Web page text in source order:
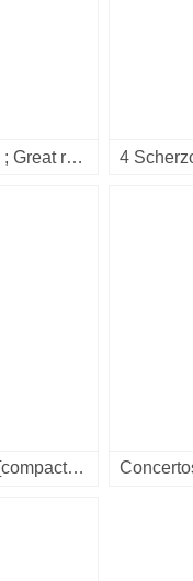
Chopin 200 ; Great recordings / Vol. 7 : nocturnes. [compact disc].
14 valses / [compact disc]